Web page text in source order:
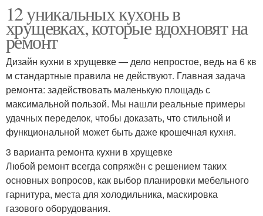
12 уникальных кухонь в
хрущевках, которые вдохновят на
ремонт
Дизайн кухни в хрущевке — дело непростое, ведь на 6 кв
м стандартные правила не действуют. Главная задача
ремонта: задействовать маленькую площадь с
максимальной пользой. Мы нашли реальные примеры
удачных переделок, чтобы доказать, что стильной и
функциональной может быть даже крошечная кухня.
3 варианта ремонта кухни в хрущевке
Любой ремонт всегда сопряжён с решением таких
основных вопросов, как выбор планировки мебельного
гарнитура, места для холодильника, маскировка
газового оборудования.